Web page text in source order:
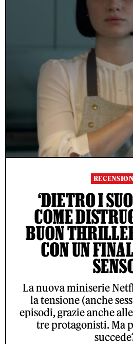
‘DIETRO I
COME
BUON
CON UN
La nuova miniserie
la tensione (anche
episodi, grazie anche
tre protagonisti. Ma